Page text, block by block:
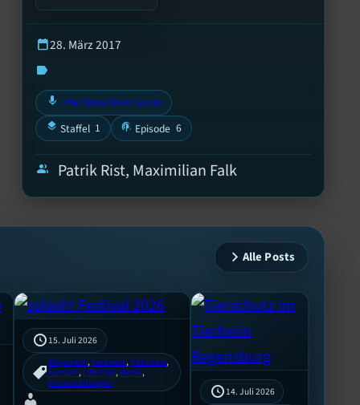
calendar_today28. März 2017
label
mic The Show Must Go On
layers Staffel 1 podcasts Episode 6
group Patrik Rist, Maximilian Falk
Alle Posts
15. Juli 2026
Allgemein, Festivals, Interview
Konzert, Lifestyle, Musik
Veranstaltungen
14. Juli 2026